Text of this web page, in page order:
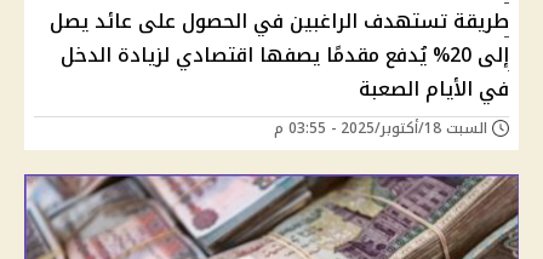
طريقة تستهدف الراغبين في الحصول على عائد يصل
إلى 20% يُدفع مقدمًا يصفها اقتصادي لزيادة الدخل
في الأيام الصعبة
السبت 18/أكتوبر/2025 - 03:55 م